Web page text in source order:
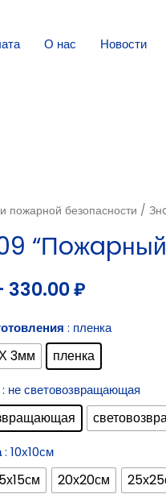
О нас Новости
пожарной безопасности /
“Пoжapный
330.00₽
: пленка
3мм пленка
: не световозвращающая
: 10х10см
20х20см